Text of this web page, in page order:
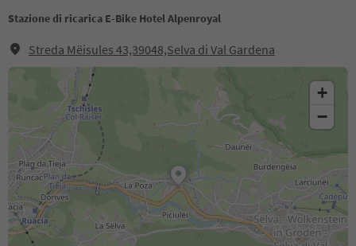
Stazione di ricarica E-Bike Hotel Alpenroyal
Streda Mëisules 43,39048,Selva di Val Gardena
+
−